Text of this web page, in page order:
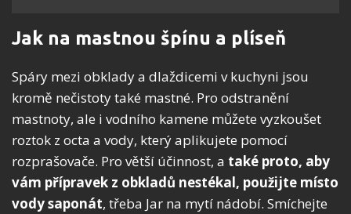
Jak na mastnou špínu a plíseň
Spáry mezi obklady a dlaždicemi v kuchyni jsou
kromě nečistoty také mastné. Pro odstranění
mastnoty, ale i vodního kamene můžete vyzkoušet
roztok z octa a vody, který aplikujete pomocí
rozprašovače. Pro větší účinnost, a také proto, aby
vám přípravek z obkladů nestékal, použijte místo
vody saponát, třeba Jar na mytí nádobí. Smíchejte